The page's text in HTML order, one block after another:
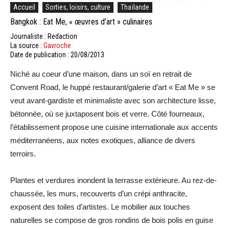
Accueil Sorties, loisirs, culture Thaïlande
Bangkok : Eat Me, « œuvres d’art » culinaires
Journaliste : Redaction
La source : Gavroche
Date de publication : 20/08/2013
Niché au coeur d’une maison, dans un soï en retrait de
Convent Road, le huppé restaurant/galerie d’art « Eat Me » se
veut avant-gardiste et minimaliste avec son architecture lisse,
bétonnée, où se juxtaposent bois et verre. Côté fourneaux,
l’établissement propose une cuisine internationale aux accents
méditerranéens, aux notes exotiques, alliance de divers
terroirs.
Plantes et verdures inondent la terrasse extérieure. Au rez-de-
chaussée, les murs, recouverts d’un crépi anthracite,
exposent des toiles d’artistes. Le mobilier aux touches
naturelles se compose de gros rondins de bois polis en guise